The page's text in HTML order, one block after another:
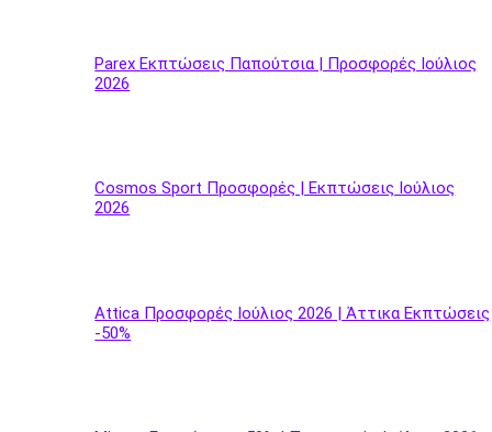
Parex Εκπτώσεις Παπούτσια | Προσφορές Ιούλιος
2026
Cosmos Sport Προσφορές | Εκπτώσεις Ιούλιος
2026
Attica Προσφορές Ιούλιος 2026 | Άττικα Εκπτώσεις
-50%